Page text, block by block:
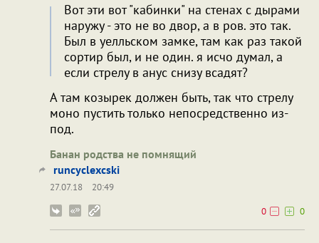
Вот эти вот "кабинки" на стенах с дырами
наружу - это не во двор, а в ров. это так.
Был в уелльском замке, там как раз такой
сортир был, и не один. я исчо думал, а
если стрелу в анус снизу всадят?
А там козырек должен быть, так что стрелу
моно пустить только непосредственно из-
под.
Банан родства не помнящий
runcyclexcski
27.07.18
20:49
0
0